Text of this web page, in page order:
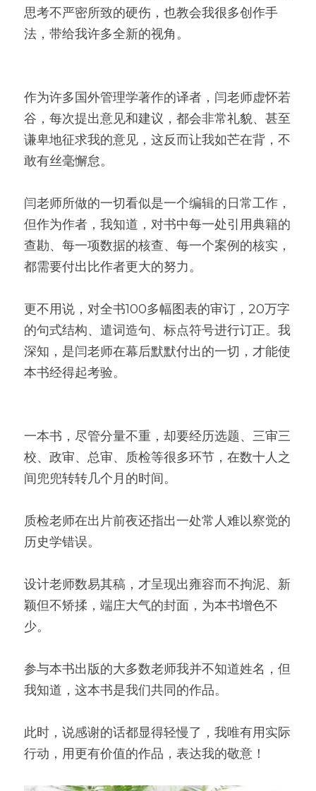
思考不严密所致的硬伤，也教会我很多创作手
法，带给我许多全新的视角。
作为许多国外管理学著作的译者，闫老师虚怀若
谷，每次提出意见和建议，都会非常礼貌、甚至
谦卑地征求我的意见，这反而让我如芒在背，不
敢有丝毫懈怠。
闫老师所做的一切看似是一个编辑的日常工作，
但作为作者，我知道，对书中每一处引用典籍的
查勘、每一项数据的核查、每一个案例的核实，
都需要付出比作者更大的努力。
更不用说，对全书100多幅图表的审订，20万字
的句式结构、遣词造句、标点符号进行订正。我
深知，是闫老师在幕后默默付出的一切，才能使
本书经得起考验。
一本书，尽管分量不重，却要经历选题、三审三
校、政审、总审、质检等很多环节，在数十人之
间兜兜转转几个月的时间。
质检老师在出片前夜还指出一处常人难以察觉的
历史学错误。
设计老师数易其稿，才呈现出雍容而不拘泥、新
颖但不矫揉，端庄大气的封面，为本书增色不
少。
参与本书出版的大多数老师我并不知道姓名，但
我知道，这本书是我们共同的作品。
此时，说感谢的话都显得轻慢了，我唯有用实际
行动，用更有价值的作品，表达我的敬意！